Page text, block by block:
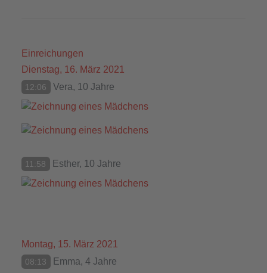
Einreichungen
Dienstag, 16. März 2021
12:06 Vera, 10 Jahre
11:58 Esther, 10 Jahre
Montag, 15. März 2021
08:13 Emma, 4 Jahre